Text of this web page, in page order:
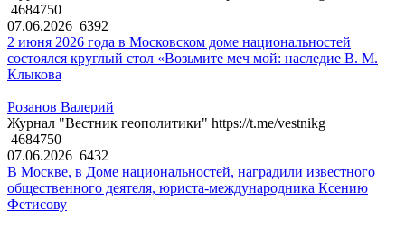
4684750
07.06.2026 6392
2 июня 2026 года в Московском доме национальностей
состоялся круглый стол «Возьмите меч мой: наследие В. М.
Клыкова
Розанов Валерий
Журнал "Вестник геополитики" https://t.me/vestnikg
4684750
07.06.2026 6432
В Москве, в Доме национальностей, наградили известного
общественного деятеля, юриста-международника Ксению
Фетисову